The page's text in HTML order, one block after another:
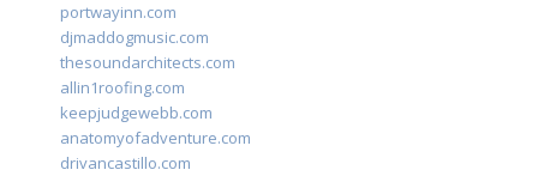
portwayinn.com
djmaddogmusic.com
thesoundarchitects.com
allin1roofing.com
keepjudgewebb.com
anatomyofadventure.com
drivancastillo.com